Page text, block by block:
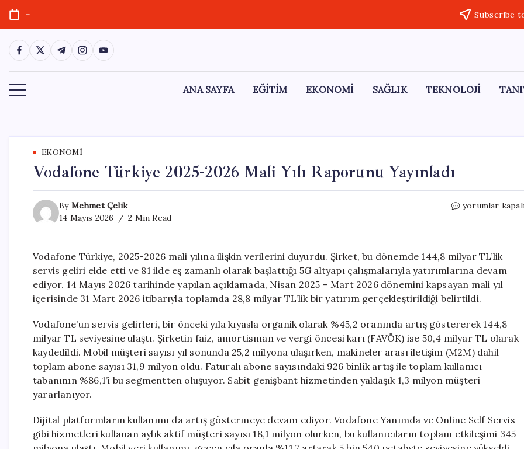
Skip
content
- Subscribe
https://www.facebook.com/
https://twitter.com/
https://t.me/
https://www.instagram.com/
https://youtube.com/
ANA SAYFA EĞİTİM EKONOMİ SAĞLIK TEKNOLOJİ
EKONOMI
Vodafone Türkiye 2025-2026 Mali Yılı Raporunu Yayınladı
By Mehmet Çelik
14 Mayıs 2026
2 Min Read
Vodafone
Mali
Raporunu
Yayınladı
için
yorumlar
Vodafone Türkiye, 2025-2026 mali yılına ilişkin verilerini duyurdu. Şirket, bu dönemde 144,8 milyar TL’lik
servis geliri elde etti ve 81 ilde eş zamanlı olarak başlattığı 5G altyapı çalışmalarıyla yatırımlarına devam
ediyor. 14 Mayıs 2026 tarihinde yapılan açıklamada, Nisan 2025 – Mart 2026 dönemini kapsayan mali yıl
içerisinde 31 Mart 2026 itibarıyla toplamda 28,8 milyar TL’lik bir yatırım gerçekleştirildiği belirtildi.
Vodafone’un servis gelirleri, bir önceki yıla kıyasla organik olarak %45,2 oranında artış göstererek 144,8
milyar TL seviyesine ulaştı. Şirketin faiz, amortisman ve vergi öncesi karı (FAVÖK) ise 50,4 milyar TL olarak
kaydedildi. Mobil müşteri sayısı yıl sonunda 25,2 milyona ulaşırken, makineler arası iletişim (M2M) dahil
toplam abone sayısı 31,9 milyon oldu. Faturalı abone sayısındaki 926 binlik artış ile toplam kullanıcı
tabanının %86,1’i bu segmentten oluşuyor. Sabit genişbant hizmetinden yaklaşık 1,3 milyon müşteri
yararlanıyor.
Dijital platformların kullanımı da artış göstermeye devam ediyor. Vodafone Yanımda ve Online Self Servis
gibi hizmetleri kullanan aylık aktif müşteri sayısı 18,1 milyon olurken, bu kullanıcıların toplam etkileşimi 345